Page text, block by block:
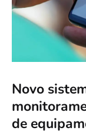
Novo
de